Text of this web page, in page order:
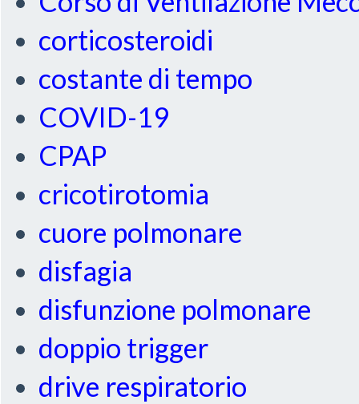
corticosteroidi
costante di tempo
COVID-19
CPAP
cricotirotomia
cuore polmonare
disfagia
disfunzione polmonare
doppio trigger
drive respiratorio